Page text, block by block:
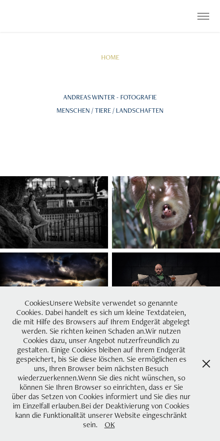
HOME
ANDREAS WINTER - FOTOGRAFIE
MENSCHEN / TIERE / LANDSCHAFTEN
CookiesUnsere Website verwendet so genannte
Cookies. Dabei handelt es sich um kleine Textdateien,
die mit Hilfe des Browsers auf Ihrem Endgerät abgelegt
werden. Sie richten keinen Schaden an.Wir nutzen
Cookies dazu, unser Angebot nutzerfreundlich zu
gestalten. Einige Cookies bleiben auf Ihrem Endgerät
gespeichert, bis Sie diese löschen. Sie ermöglichen es
uns, Ihren Browser beim nächsten Besuch
wiederzuerkennen.Wenn Sie dies nicht wünschen, so
können Sie Ihren Browser so einrichten, dass er Sie
über das Setzen von Cookies informiert und Sie dies nur
im Einzelfall erlauben.Bei der Deaktivierung von Cookies
kann die Funktionalität unserer Website eingeschränkt
sein.
OK